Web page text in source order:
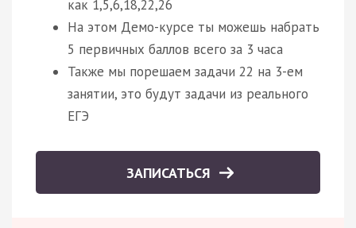
как 1,5,6,18,22,26
На этом Демо-курсе ты можешь набрать
5 первичных баллов всего за 3 часа
Также мы порешаем задачи 22 на 3-ем
занятии, это будут задачи из реального
ЕГЭ
ЗАПИСАТЬСЯ